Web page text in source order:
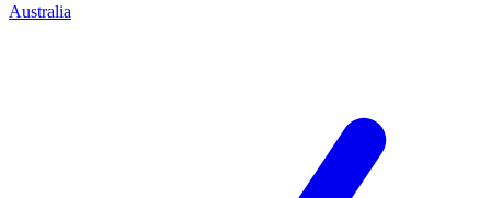
Australia